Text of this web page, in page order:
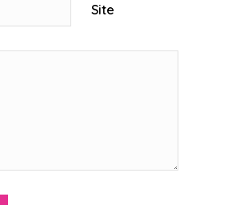
Site